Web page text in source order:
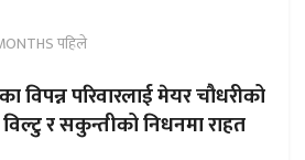
पहिले
विपन्न परिवारलाई मेयर चौधरीको
र सकुन्तीको निधनमा राहत